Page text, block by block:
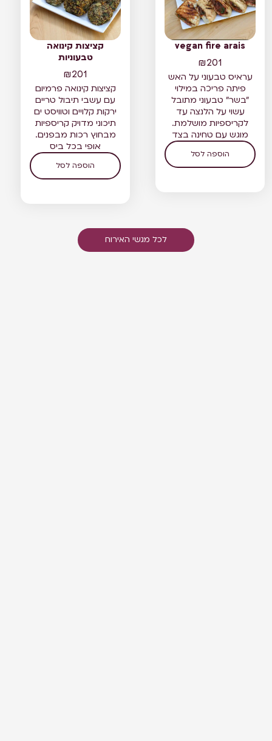
vegan fire arais
₪201
עראיס טבעוני על האש
פיתה פריכה במילוי
"בשר" טבעוני מתובל
עשוי על הלנצה עד
לקריספיות מושלמת.
מוגש עם טחינה בצד
הוספה לסל
קציצות קינואה
טבעוניות
₪201
קציצות קינואה פרמיום
עם עשבי תיבול טריים
ירקות קלויים וטוויסט ים
תיכוני מדויק קריספיות
מבחוץ רכות מבפנים.
אופי בכל ביס
הוספה לסל
לכל מגשי האירוח